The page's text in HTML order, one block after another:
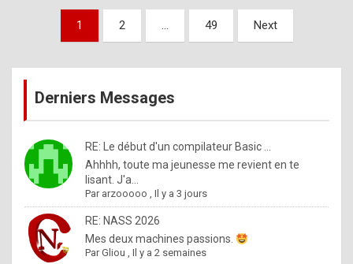
a
%
m
a
d
b
Pagination
publications
1 2 … 49 Next
Derniers Messages
RE: Le début d'un compilateur Basic ...
Ahhhh, toute ma jeunesse me revient en te
lisant. J'a...
Par arzooooo ,Il y a 3 jours
RE: NASS 2026
Mes deux machines passions.
ParGliou ,Il y a 2 semaines